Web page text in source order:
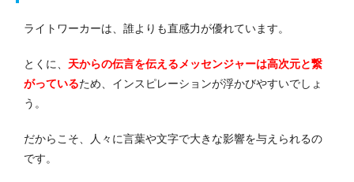
ライトワーカーは、誰よりも直感力が優れています。
とくに、 天からの伝言を伝えるメッセンジャーは高次元と繋
がっているため、インスピレーションが浮かびやすいでしょ
う。
だからこそ、人々に言葉や文字で大きな影響を与えられるの
です。